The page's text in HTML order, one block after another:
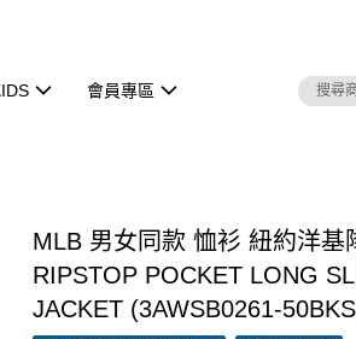
會員專區
MLB 男女同款 恤衫 紐約洋基
RIPSTOP POCKET LONG
JACKET (3AWSB0261-